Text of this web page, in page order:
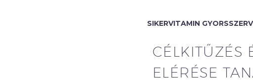
SIKERVITAMIN
CÉLKITŰZÉS
ELÉRÉSE